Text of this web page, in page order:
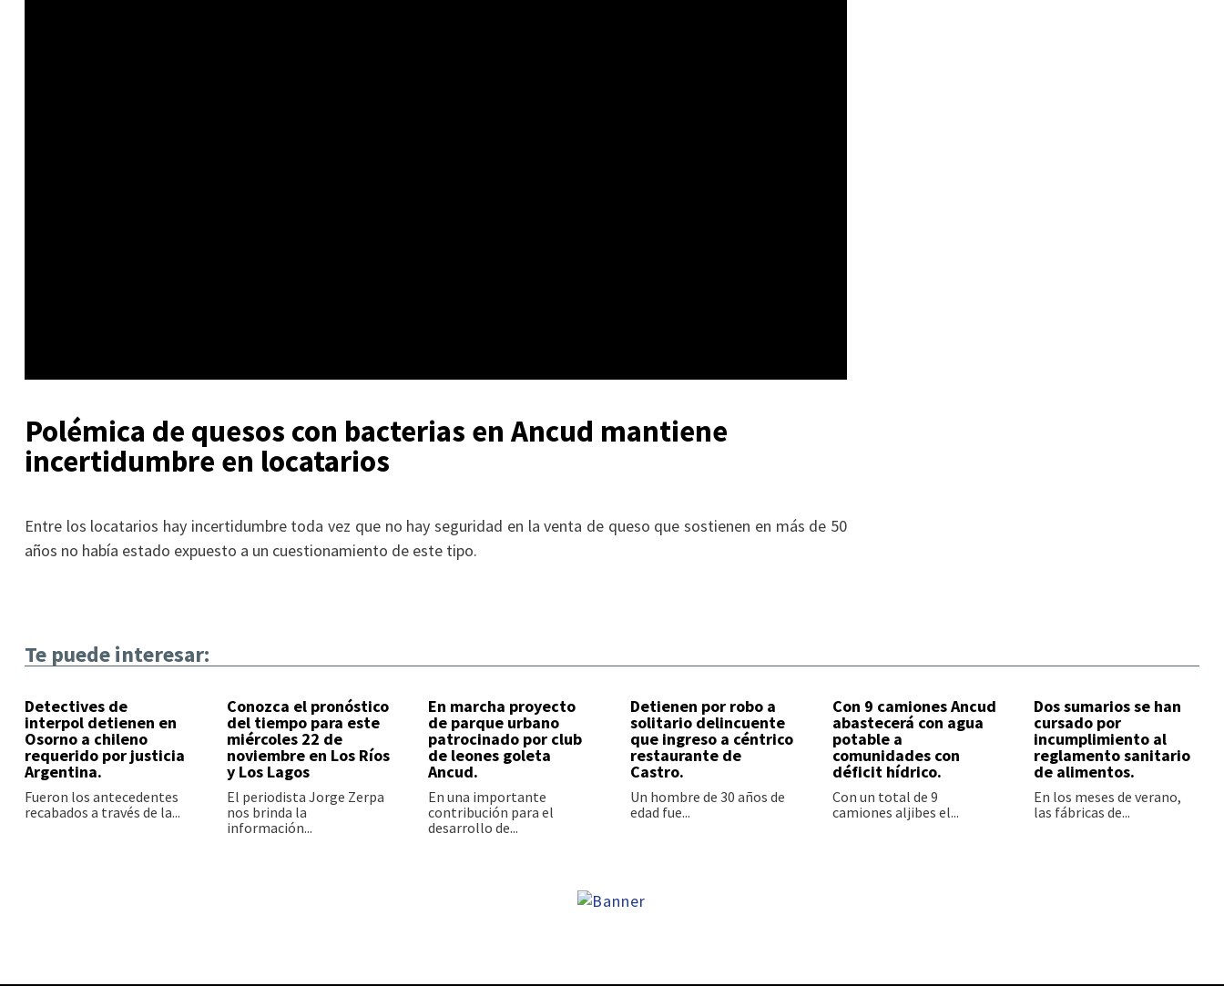
Polémica de quesos con bacterias en Ancud mantiene
incertidumbre en locatarios
Entre los locatarios hay incertidumbre toda vez que no hay seguridad en la venta de queso que sostienen en más de 50
años no había estado expuesto a un cuestionamiento de este tipo.
Te puede interesar:
Detectives de
interpol detienen en
Osorno a chileno
requerido por justicia
Argentina.
Fueron los antecedentes
recabados a través de la...
Conozca el pronóstico
del tiempo para este
miércoles 22 de
noviembre en Los Ríos
y Los Lagos
El periodista Jorge Zerpa
nos brinda la
información...
En marcha proyecto
de parque urbano
patrocinado por club
de leones goleta
Ancud.
En una importante
contribución para el
desarrollo de...
Detienen por robo a
solitario delincuente
que ingreso a céntrico
restaurante de
Castro.
Un hombre de 30 años de
edad fue...
Con 9 camiones Ancud
abastecerá con agua
potable a
comunidades con
déficit hídrico.
Con un total de 9
camiones aljibes el...
Dos sumarios se han
cursado por
incumplimiento al
reglamento sanitario
de alimentos.
En los meses de verano,
las fábricas de...